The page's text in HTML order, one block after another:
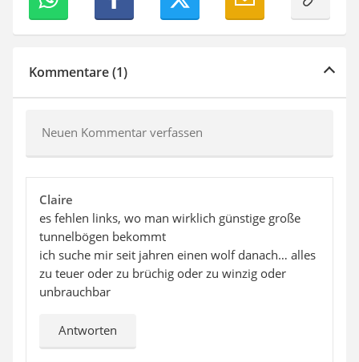
Kommentare (1)
Neuen Kommentar verfassen
Claire
es fehlen links, wo man wirklich günstige große
tunnelbögen bekommt
ich suche mir seit jahren einen wolf danach… alles
zu teuer oder zu brüchig oder zu winzig oder
unbrauchbar
Antworten